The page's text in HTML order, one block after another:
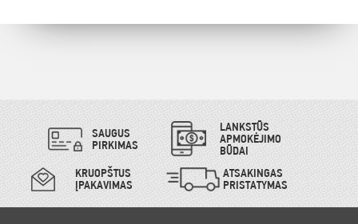
SAUGUS
PIRKIMAS
LANKSTŪS
APMOKĖJIMO
BŪDAI
KRUOPŠTUS
ĮPAKAVIMAS
ATSAKINGAS
PRISTATYMAS